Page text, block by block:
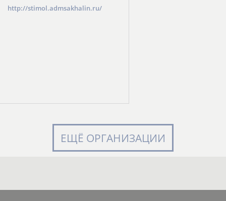
http://stimol.admsakhalin.ru/
ЕЩЁ ОРГАНИЗАЦИИ